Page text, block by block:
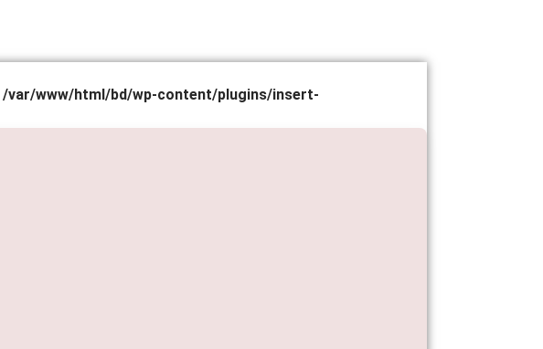
/var/www/html/bd/wp-content/plugins/insert-